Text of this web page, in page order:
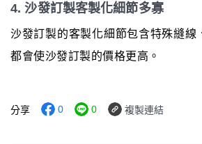
4. 沙發訂製客製化細節多寡
沙發訂製的客製化細節包含特殊縫線
都會使沙發訂製的價格更高。
分享 0 0 複製連結